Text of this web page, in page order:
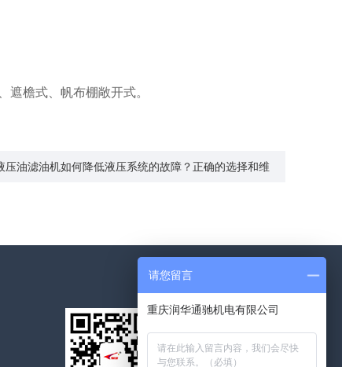
檐式、帆布棚敞开式。
压油滤油机如何降低液压系统的故障？正确的选择和维
请您留言
重庆润华通驰机电有限公司